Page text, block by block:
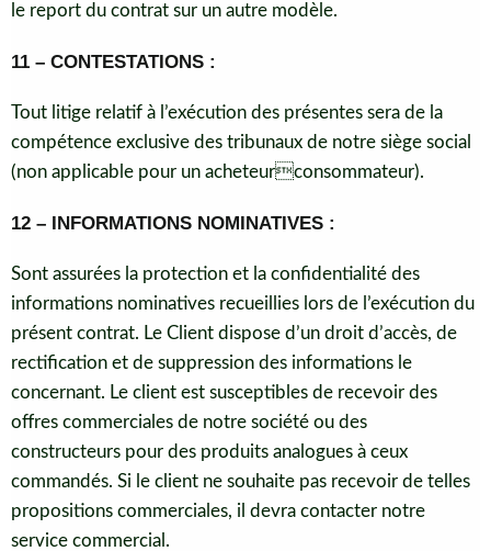
le report du contrat sur un autre modèle.
11 – CONTESTATIONS :
Tout litige relatif à l’exécution des présentes sera de la
compétence exclusive des tribunaux de notre siège social
(non applicable pour un acheteurconsommateur).
12 – INFORMATIONS NOMINATIVES :
Sont assurées la protection et la confidentialité des
informations nominatives recueillies lors de l’exécution du
présent contrat. Le Client dispose d’un droit d’accès, de
rectification et de suppression des informations le
concernant. Le client est susceptibles de recevoir des
offres commerciales de notre société ou des
constructeurs pour des produits analogues à ceux
commandés. Si le client ne souhaite pas recevoir de telles
propositions commerciales, il devra contacter notre
service commercial.